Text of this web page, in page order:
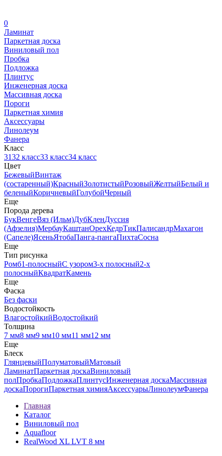
0
Ламинат
Паркетная доска
Виниловый пол
Пробка
Подложка
Плинтус
Инженерная доска
Массивная доска
Пороги
Паркетная химия
Аксессуары
Линолеум
Фанера
Класс
3132 класс33 класс34 класс
Цвет
БежевыйВинтаж
(состаренный)КрасныйЗолотистыйРозовыйЖелтыйБелый и
беленыйКоричневыйГолубойЧерный
Еще
Порода дерева
БукВенгеВяз (Ильм)ДубКленДуссия
(Афзелия)МербауКаштанОрехКедрТикПалисандрМахагон
(Сапеле)ЯсеньЯтобаПанга-пангаПихтаСосна
Еще
Тип рисунка
Ромб1-полосныйС узором3-х полосный2-х
полосныйКвадратКамень
Еще
Фаска
Без фаски
Водостойкость
ВлагостойкийВодостойкий
Толщина
7 мм8 мм9 мм10 мм11 мм12 мм
Еще
Блеск
ГлянцевыйПолуматовыйМатовый
ЛаминатПаркетная доскаВиниловый
полПробкаПодложкаПлинтусИнженерная доскаМассивная
доскаПорогиПаркетная химияАксессуарыЛинолеумФанера
Главная
Каталог
Виниловый пол
Aquafloor
RealWood XL LVT 8 мм